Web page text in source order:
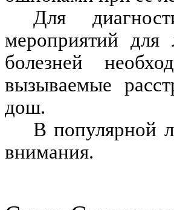
Для
мероприятий для
болезней
вызываемые
дош.
В популярной
внимания.